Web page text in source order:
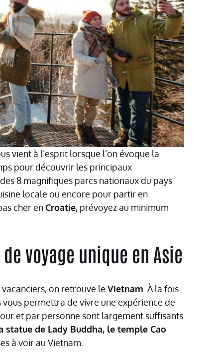
vient à l’esprit lorsque l’on évoque la
pour découvrir les principaux
8 magnifiques parcs nationaux du pays
locale ou encore pour partir en
cher enCroatie, prévoyez au minimum
voyage unique en Asie
on retrouve le Vietnam . À la fois
permettra de vivre une expérience de
et par personne sont largement suffisants
statue de Lady Buddha, le temple Cao
à voir au Vietnam.